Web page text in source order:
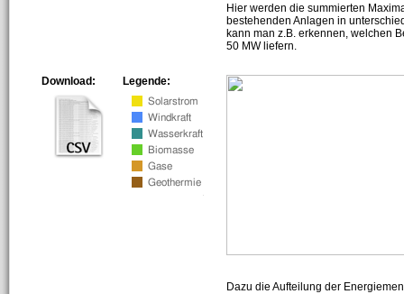
Hier werden die summierten
bestehenden Anlagen in
kann man z.B. erkennen, welchen
50 MW liefern.
Legende:
Download:
Dazu die Aufteilung der